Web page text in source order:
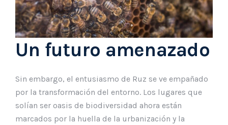
Un futuro amenazado
Sin embargo, el entusiasmo de Ruz se ve empañado
por la transformación del entorno. Los lugares que
solían ser oasis de biodiversidad ahora están
marcados por la huella de la urbanización y la